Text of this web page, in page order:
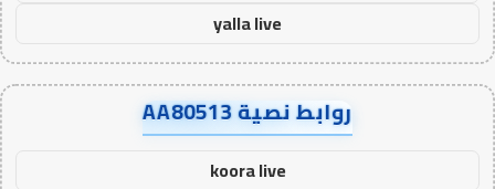
yalla live
روابط نصية AA80513
koora live